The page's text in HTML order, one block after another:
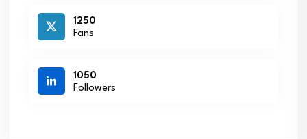
1250
Fans
1050
Followers